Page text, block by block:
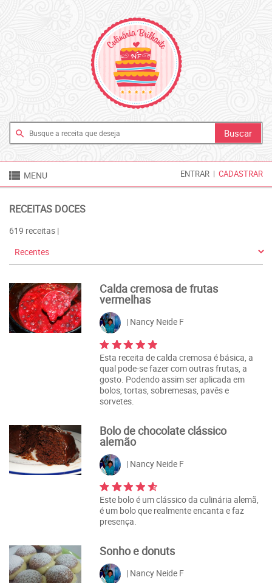
search
 MENU ENTRAR | CADASTRAR
RECEITAS DOCES
619 receitas |
Calda cremosa de frutas
vermelhas
| Nancy Neide F
Esta receita de calda cremosa é básica, a
qual pode-se fazer com outras frutas, a
gosto. Podendo assim ser aplicada em
bolos, tortas, sobremesas, pavês e
sorvetes.
Bolo de chocolate clássico
alemão
| Nancy Neide F
Este bolo é um clássico da culinária alemã,
é um bolo que realmente encanta e faz
presença.
Sonho e donuts
| Nancy Neide F